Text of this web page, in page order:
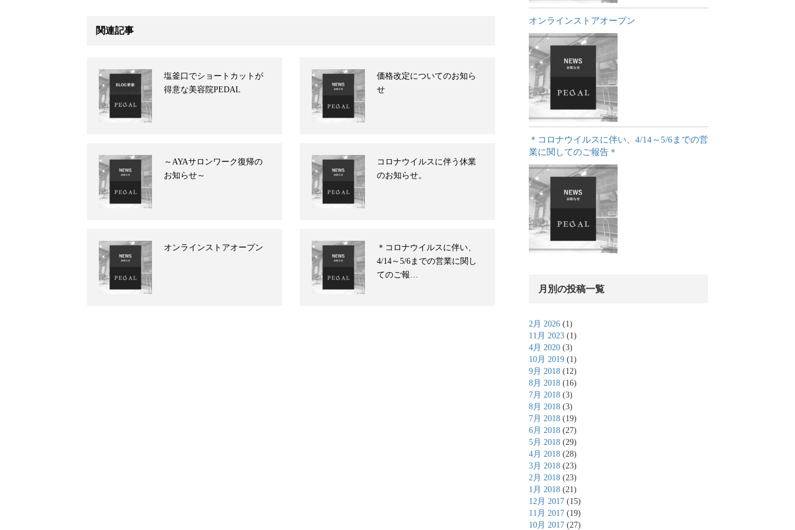
関連記事
塩釜口でショートカットが
得意な美容院PEDAL
価格改定についてのお知ら
せ
～AYAサロンワーク復帰の
お知らせ～
コロナウイルスに伴う休業
のお知らせ。
オンラインストアオープン
＊コロナウイルスに伴い、
4/14～5/6までの営業に関し
てのご報…
オンラインストアオープン
＊コロナウイルスに伴い、4/14～5/6までの営
業に関してのご報告＊
月別の投稿一覧
2月 2026 (1)
11月 2023 (1)
4月 2020 (3)
10月 2019 (1)
9月 2018 (12)
8月 2018 (16)
7月 2018 (3)
8月 2018 (3)
7月 2018 (19)
6月 2018 (27)
5月 2018 (29)
4月 2018 (28)
3月 2018 (23)
2月 2018 (23)
1月 2018 (21)
12月 2017 (15)
11月 2017 (19)
10月 2017 (27)